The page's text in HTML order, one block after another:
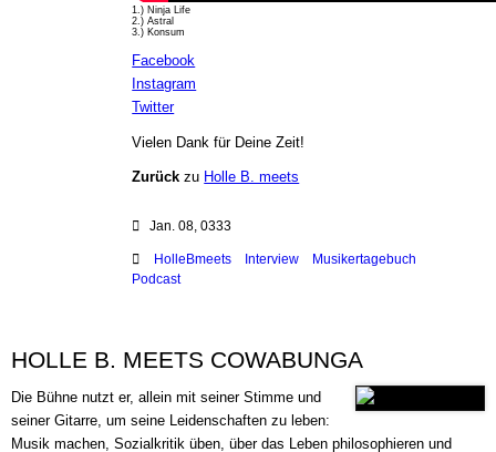
1.) Ninja Life
2.) Astral
3.) Konsum
Facebook
Instagram
Twitter
Vielen Dank für Deine Zeit!
Zurück zu Holle B. meets
Jan. 08, 0333
HolleBmeets Interview
Musikertagebuch
Podcast
HOLLE B. MEETS COWABUNGA
Die Bühne nutzt er, allein mit seiner Stimme und
seiner Gitarre, um seine Leidenschaften zu leben:
Musik machen, Sozialkritik üben, über das Leben philosophieren und